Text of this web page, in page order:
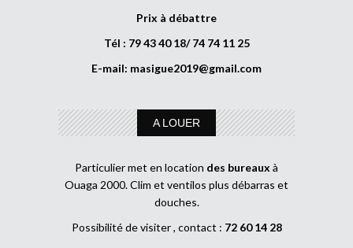
Prix à débattre
Tél : 79 43 40 18/ 74 74 11 25
E-mail: masigue2019@gmail.com
A LOUER
Particulier met en location des bureaux à
Ouaga 2000. Clim et ventilos plus débarras et
douches.
Possibilité de visiter , contact : 72 60 14 28